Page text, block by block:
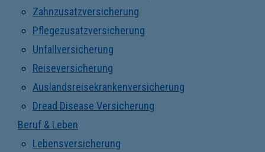
Zahnzusatzversicherung
Pflegezusatzversicherung
Unfallversicherung
Reiseversicherung
Auslandsreisekrankenversicherung
Dread Disease Versicherung
Beruf & Leben
Lebensversicherung